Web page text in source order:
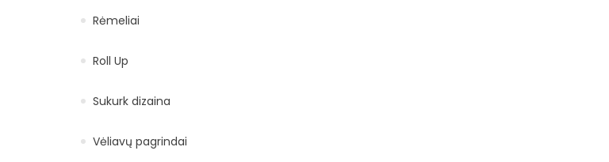
Rėmeliai
Roll Up
Sukurk dizaina
Vėliavų pagrindai